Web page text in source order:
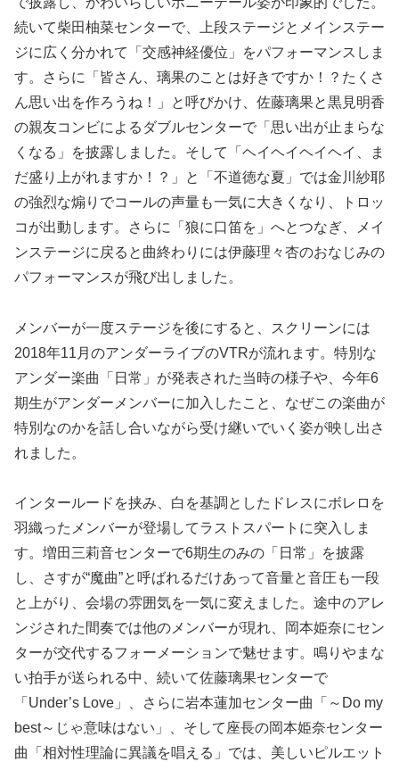
続いて柴田柚菜センターで、上段ステージとメインステー
ジに広く分かれて「交感神経優位」をパフォーマンスしま
す。さらに「皆さん、璃果のことは好きですか！？たくさ
ん思い出を作ろうね！」と呼びかけ、佐藤璃果と黒見明香
の親友コンビによるダブルセンターで「思い出が止まらな
くなる」を披露しました。そして「ヘイヘイヘイヘイ、ま
だ盛り上がれますか！？」と「不道徳な夏」では金川紗耶
の強烈な煽りでコールの声量も一気に大きくなり、トロッ
コが出動します。さらに「狼に口笛を」へとつなぎ、メイ
ンステージに戻ると曲終わりには伊藤理々杏のおなじみの
パフォーマンスが飛び出しました。
メンバーが一度ステージを後にすると、スクリーンには
2018年11月のアンダーライブのVTRが流れます。特別な
アンダー楽曲「日常」が発表された当時の様子や、今年6
期生がアンダーメンバーに加入したこと、なぜこの楽曲が
特別なのかを話し合いながら受け継いでいく姿が映し出さ
れました。
インタールードを挟み、白を基調としたドレスにボレロを
羽織ったメンバーが登場してラストスパートに突入しま
す。増田三莉音センターで6期生のみの「日常」を披露
し、さすが“魔曲”と呼ばれるだけあって音量と音圧も一段
と上がり、会場の雰囲気を一気に変えました。途中のアレ
ンジされた間奏では他のメンバーが現れ、岡本姫奈にセン
ターが交代するフォーメーションで魅せます。鳴りやまな
い拍手が送られる中、続いて佐藤璃果センターで
「Under’s Love」、さらに岩本蓮加センター曲「～Do my
best～じゃ意味はない」、そして座長の岡本姫奈センター
曲「相対性理論に異議を唱える」では、美しいピルエット